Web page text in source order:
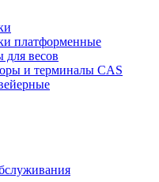
платформенные
для весов
и терминалы CAS